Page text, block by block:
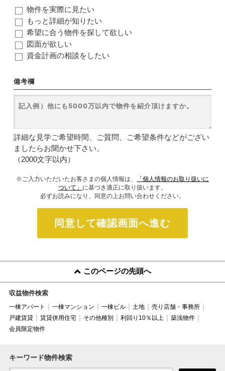
物件を実際に見たい
もっと詳細が知りたい
希望に合う物件を探して欲しい
図面が欲しい
資金計画の相談をしたい
備考欄
詳細な見学ご希望時間、ご質問、ご希望条件などがござい
ましたらお聞かせ下さい。
（2000文字以内）
※ご入力いただいたお客さまの個人情報は、
「個人情報のお取り扱いに
ついて」 に基づき適正に取り扱います。
必ずお読みになり、同意の上お問い合わせください。
同意して確認画面へ進む
このページの先頭へ
収益物件検索
一棟アパート 一棟マンション 一棟ビル 土地
売り店舗・事務所
戸建賃貸
賃貸併用住宅 その他種別 利回り10％以上
築浅物件
会員限定物件
キーワード物件検索